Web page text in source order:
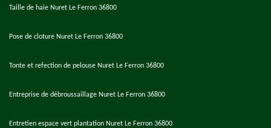
Taille de haie Nuret Le Ferron 36800
Pose de cloture Nuret Le Ferron 36800
Tonte et refection de pelouse Nuret Le Ferron 36800
Entreprise de débroussaillage Nuret Le Ferron 36800
Entretien espace vert plantation Nuret Le Ferron 36800